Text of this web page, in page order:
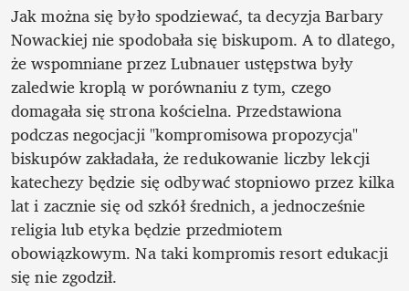
Jak można się było spodziewać, ta decyzja Barbary
Nowackiej nie spodobała się biskupom. A to dlatego,
że wspomniane przez Lubnauer ustępstwa były
zaledwie kroplą w porównaniu z tym, czego
domagała się strona kościelna. Przedstawiona
podczas negocjacji "kompromisowa propozycja"
biskupów zakładała, że redukowanie liczby lekcji
katechezy będzie się odbywać stopniowo przez kilka
lat i zacznie się od szkół średnich, a jednocześnie
religia lub etyka będzie przedmiotem
obowiązkowym. Na taki kompromis resort edukacji
się nie zgodził.